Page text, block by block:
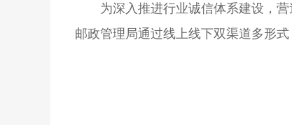
为深入推进行业诚信体系建设，
邮政管理局通过线上线下双渠道多形